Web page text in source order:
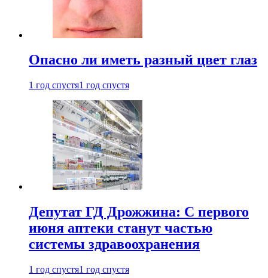
Опасно ли иметь разный цвет глаз
1 год спустя1 год спустя
Депутат ГД Дрожжина: С первого
июня аптеки станут частью
системы здравоохранения
1 год спустя1 год спустя